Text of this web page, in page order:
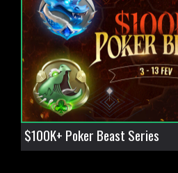
$100K+ Poker Beast Series